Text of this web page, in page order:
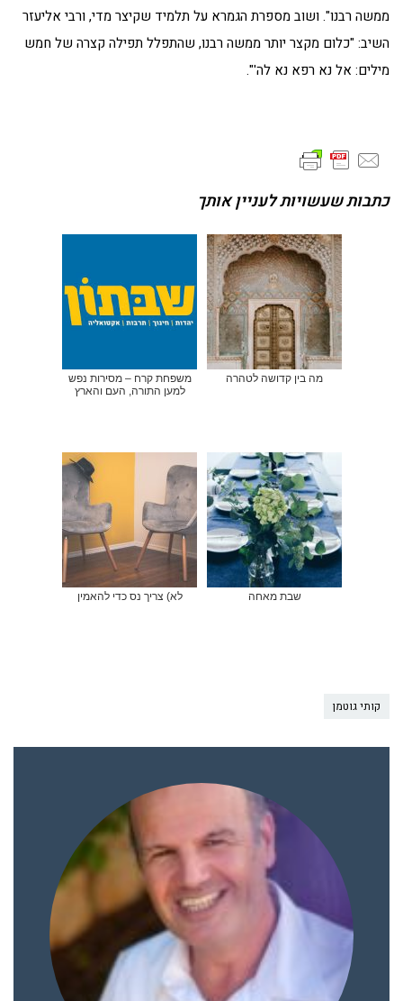
ממשה רבנו". ושוב מספרת הגמרא על תלמיד שקיצר מדי, ורבי אליעזר
השיב: "כלום מקצר יותר ממשה רבנו, שהתפלל תפילה קצרה של חמש
מילים: אל נא רפא נא לה'".
כתבות שעשויות לעניין אותך
מה בין קדושה לטהרה
משפחת קרח – מסירות נפש
למען התורה, העם והארץ
שבת מאחה לא) צריך נס כדי להאמין
קותי גוטמן